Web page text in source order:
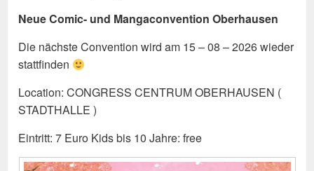
Neue Comic- und Mangaconvention Oberhausen
Die nächste Convention wird am 15 – 08 – 2026 wieder
stattfinden
Location: CONGRESS CENTRUM OBERHAUSEN (
STADTHALLE )
Eintritt: 7 Euro Kids bis 10 Jahre: free